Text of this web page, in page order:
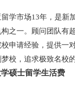
学市场13年，是新
之一。顾问团队有
申请经验，提供一
校，追求极致名校的
硕士留学生活费